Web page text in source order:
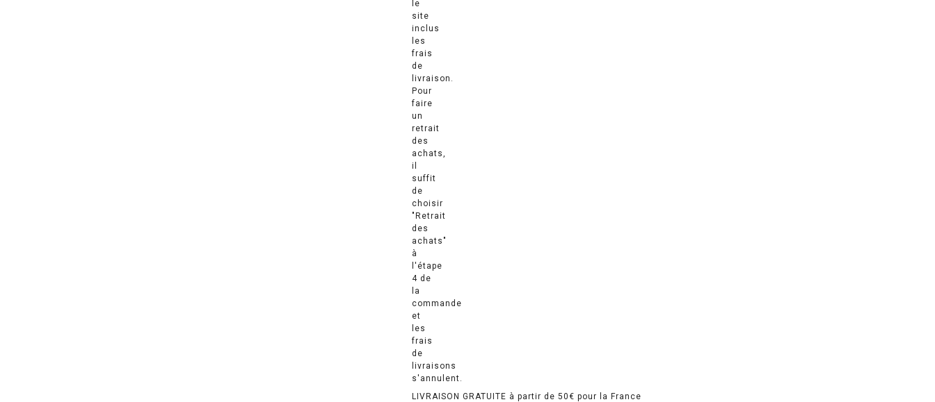
LIVRAISON GRATUITE à partir de 50€ pour la France